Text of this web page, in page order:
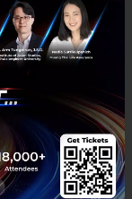
โปร่งใส ตรวจ
ระเมินคะแนน
คะแนน และ
ยงการทุจริต
การป้องกันและ
ย